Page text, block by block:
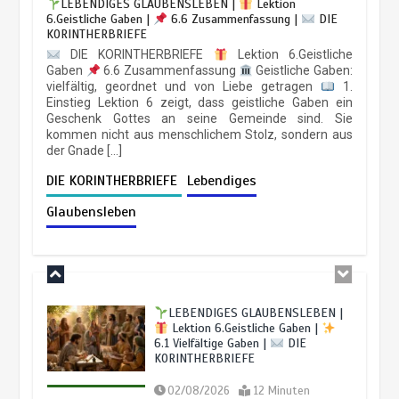
BALD KOMMT DER KÖNIG | 18.07.2026 |
Geduld der
Heiligen: Standhaft im Warten
18/07/2026 6 Minuten 3 Wochen
Gottes und der Glaube Jesu
Sabbatschule mit Pastor Mark
Finley |
Lektion 10: Reue und
Vergebung |
Im Glauben Wachsen |
2/2026
Finley |
Lektion 8: Glauben haben |
LEBENDIGES GLAUBENSLEBEN |
Lektion
6.Geistliche Gaben |
6.6 Zusammenfassung |
DIE
KORINTHERBRIEFE
DIE KORINTHERBRIEFE
Lektion 6.Geistliche
Gaben
6.6 Zusammenfassung
Geistliche Gaben:
vielfältig, geordnet und von Liebe getragen
1.
Einstieg Lektion 6 zeigt, dass geistliche Gaben ein
Geschenk Gottes an seine Gemeinde sind. Sie
kommen nicht aus menschlichem Stolz, sondern aus
der Gnade […]
DIE KORINTHERBRIEFE Lebendiges
Glaubensleben
LEBENDIGES GLAUBENSLEBEN |
Lektion 6.Geistliche Gaben |
KORINTHERBRIEFE
04/08/2026 11 Minuten
6.2 Einheit durch Vielfalt |
KORINTHERBRIEFE
Lektion 6.Geistliche Gaben |
6.1 Vielfältige Gaben |
DIE
KORINTHERBRIEFE